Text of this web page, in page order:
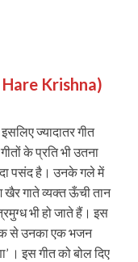
Hare Krishna)
ज्यादातर गीत
के प्रति भी उतना
पसंद है। उनके गले में
गाते व्यक्त ऊँची तान
भी हो जाते हैं। इस
से उनका एक भजन
। इस गीत को बोल दिए